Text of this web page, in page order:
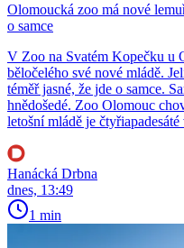
Olomoucká zoo má nové
o samce
V Zoo na Svatém Kopečku u
běločelého své nové mládě.
téměř jasné, že jde o samce.
hnědošedé. Zoo Olomouc
letošní mládě je
Hanácká Drbna
dnes, 13:49
1 min